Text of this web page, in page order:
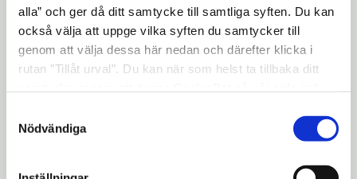
alla” och ger då ditt samtycke till samtliga syften. Du kan
också välja att uppge vilka syften du samtycker till
genom att välja dessa här nedan och därefter klicka i
rutan ”Tillåt urval”. Du kan när som helst ta tillbaka ditt
"Visa detaljer" kan du läsa om hur kakorna används och
hur vi och våra leverantörer inhämtar och behandlar
Nödvändiga
Strategier och planeringsunderlag
Gällande översiktsplan
gällande översiktsplan. Den antogs 2013 och gäller
fram till att en ny översiktsplan tas fram, eller som